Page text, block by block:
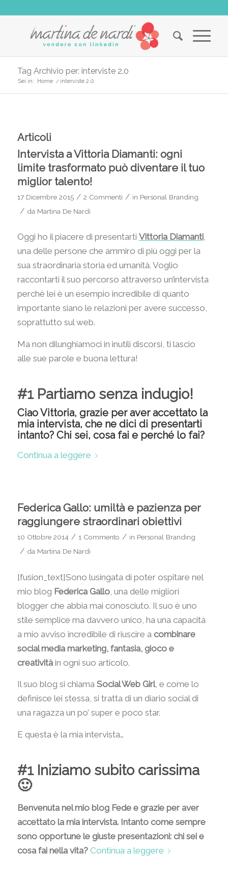
Tag Archivio per: interviste 2.0
Sei in: Home / interviste 2.0
Articoli
Intervista a Vittoria Diamanti: ogni
limite trasformato può diventare il tuo
miglior talento!
17 Dicembre 2015 / 2 Commenti / in Personal Branding
/ da Martina De Nardi
Oggi ho il piacere di presentarti Vittoria Diamanti,
una delle persone che ammiro di più oggi per la
sua straordinaria storia ed umanità. Voglio
raccontarti il suo percorso attraverso un’intervista
perché lei è un esempio incredibile di quanto
importante siano le relazioni per avere successo,
soprattutto sul web.
Ma non dilunghiamoci in inutili discorsi, ti lascio
alle sue parole e buona lettura!
#1 Partiamo senza indugio!
Ciao Vittoria, grazie per aver accettato la
mia intervista, che ne dici di presentarti
intanto? Chi sei, cosa fai e perché lo fai?
Continua a leggere
Federica Gallo: umiltà e pazienza per
raggiungere straordinari obiettivi
10 Ottobre 2014 / 1 Commento / in Personal Branding
/ da Martina De Nardi
[fusion_text]Sono lusingata di poter ospitare nel
mio blog Federica Gallo, una delle migliori
blogger che abbia mai conosciuto. Il suo è uno
stile semplice ma davvero unico, ha una capacità
a mio avviso incredibile di riuscire a combinare
social media marketing, fantasia, gioco e
creativitàin ogni suo articolo.
Il suo blog si chiama Social Web Girl, e come lo
definisce lei stessa, si tratta di un diario social di
una ragazza un po’ super e poco star.
E questa è la mia intervista…
#1 Iniziamo subito carissima
🙂
Benvenuta nel mio blog Fede e grazie per aver
accettato la mia intervista. Intanto come sempre
sono opportune le giuste presentazioni: chi sei e
cosa fai nella vita? Continua a leggere